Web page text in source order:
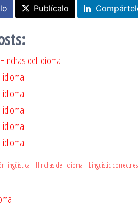
Publícalo
del idioma
lingüística Hinchas del idioma Linguistic